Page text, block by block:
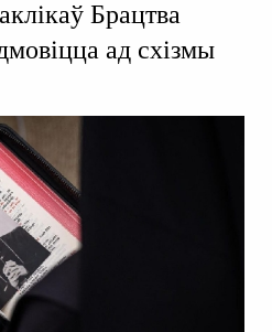
Брацтва
ад схізмы